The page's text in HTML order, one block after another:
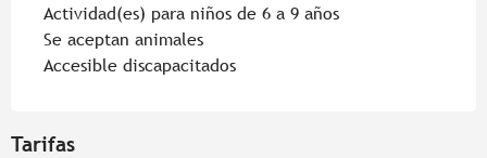
Actividad(es) para niños de 6 a 9 años
Se aceptan animales
Accesible discapacitados
Tarifas